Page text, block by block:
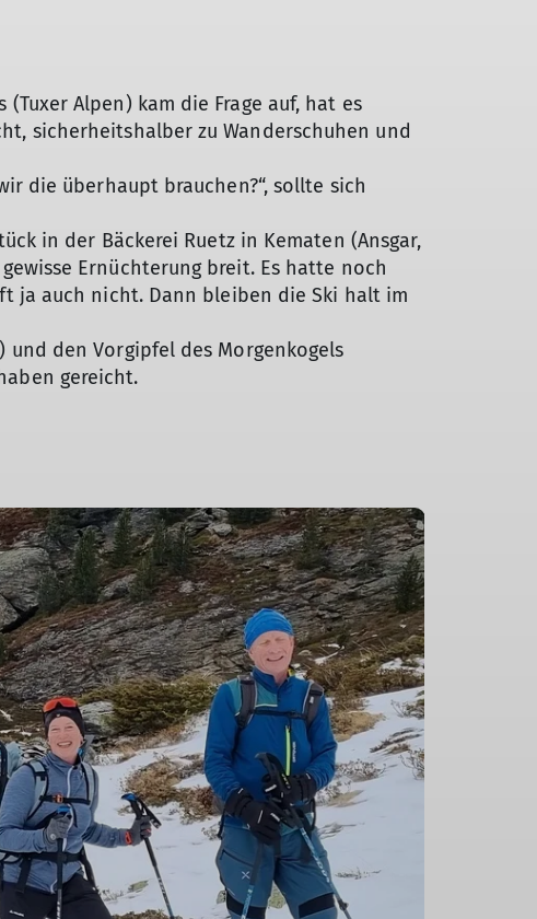
Alpen) kam die Frage auf, hat es
sicherheitshalber zu Wanderschuhen und
die überhaupt brauchen?“, sollte sich
in der Bäckerei Ruetz in Kematen (Ansgar,
Ernüchterung breit. Es hatte noch
ja auch nicht. Dann bleiben die Ski halt im
den Vorgipfel des Morgenkogels
haben gereicht.